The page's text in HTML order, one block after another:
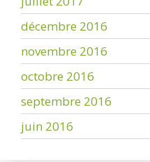
décembre 2016
novembre 2016
octobre 2016
septembre 2016
juin 2016